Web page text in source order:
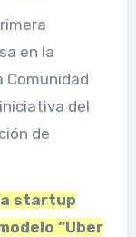
en la
Comunidad
del
de
startup
“Uber